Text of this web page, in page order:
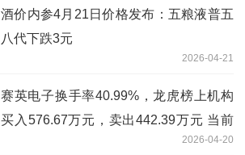
酒价内参4月21日价格发布：五粮液普五
八代下跌3元
2026-04-21
赛英电子换手率40.99%，龙虎榜上机构
买入576.67万元，卖出442.39万元 当前
2026-04-20